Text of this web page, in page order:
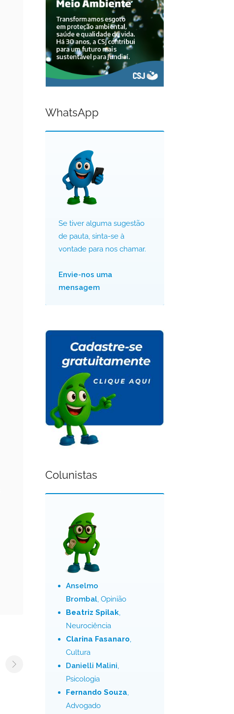
WhatsApp
Se tiver alguma sugestão
de pauta, sinta-se à
vontade para nos chamar.
Envie-nos uma
mensagem
Colunistas
Anselmo
Brombal, Opinião
Beatriz Spilak,
Neurociência
Clarina Fasanaro,
Cultura
Danielli Malini,
Psicologia
Fernando Souza,
Advogado